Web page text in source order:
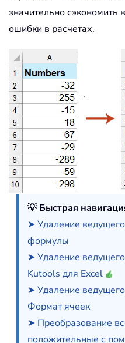
значительно сэкономить
ошибки в расчетах.
💡 Быстрая
➤ Удаление
формулы
➤ Удаление
Kutools для Excel
➤ Удаление
Формат ячеек
➤ Преобразование
положительные с